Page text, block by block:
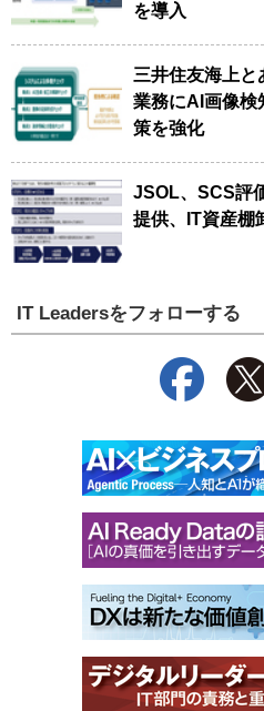
を導入
三井住友海上と
業務にAI画像検
策を強化
JSOL、SCS評
提供、IT資産棚
IT Leadersをフォローする